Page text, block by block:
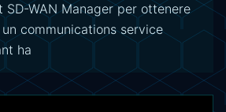
SD-WAN Manager per ottenere
communications service
ha